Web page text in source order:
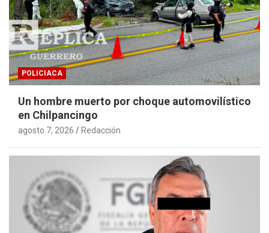
POLICIACA
Un hombre muerto por choque automovilístico
en Chilpancingo
agosto 7, 2026 Redacción